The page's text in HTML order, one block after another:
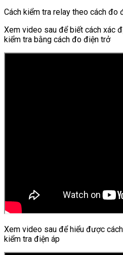
Cách kiểm tra relay theo cách đo
Xem video sau để biết cách xác
kiểm tra bằng cách đo điện trở
Xem video sau để hiểu được
kiểm tra điện áp